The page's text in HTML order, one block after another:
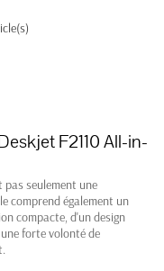
F2110 All-in-
pas seulement une
comprend également un
compacte, d'un design
forte volonté de